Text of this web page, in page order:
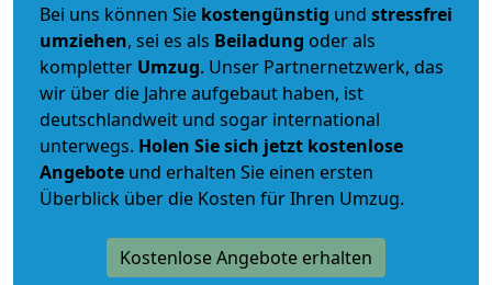
Bei uns können Sie kostengünstig und stressfrei
umziehen, sei es als Beiladung oder als
kompletter Umzug. Unser Partnernetzwerk, das
wir über die Jahre aufgebaut haben, ist
deutschlandweit und sogar international
unterwegs. Holen Sie sich jetzt kostenlose
Angebote und erhalten Sie einen ersten
Überblick über die Kosten für Ihren Umzug.
Kostenlose Angebote erhalten